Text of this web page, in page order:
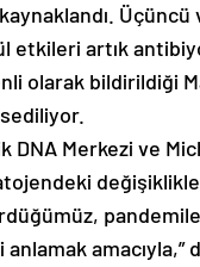
Üçüncü
etkileri artık
olarak bildirildiği
DNA Merkezi ve
amacıyla,”